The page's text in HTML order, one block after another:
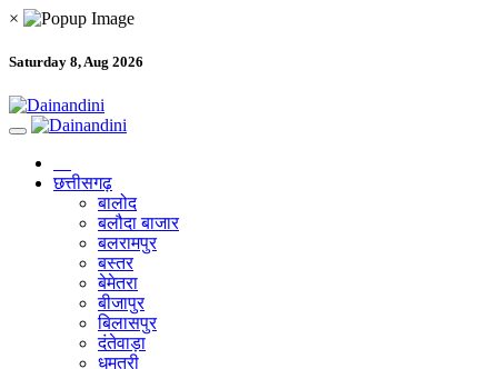
×
Saturday 8, Aug 2026
छत्तीसगढ़
बालोद
बलौदा बाजार
बलरामपुर
बस्तर
बेमेतरा
बीजापुर
बिलासपुर
दंतेवाड़ा
धमतरी